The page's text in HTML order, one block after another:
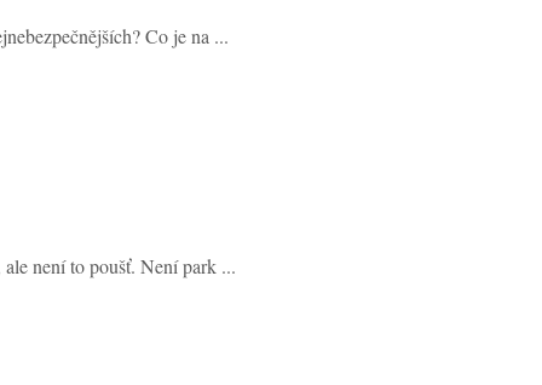
Co je na ...
není to poušť. Není park ...